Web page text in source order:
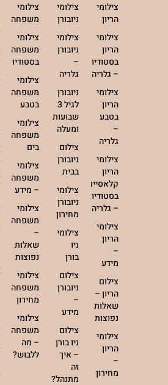
צילומי
הריון
צילומי
הריון
בסטודיו
– גלריה
צילומי
הריון
בטבע
–
גלריה
צילומי
הריון
קלאסיים
בסטודיו
– גלריה
צילומי
הריון
–
מידע
צילום
הריון –
שאלות
נפוצות
צילומי
הריון
–
מחירון
צילומי
ניובורן
צילומי
ניובורן
–
גלריה
ניובורן
לגיל 3
שבועות
ומעלה
צילום
ניובורן
בבית
צילומי
ניובורן
מחירון
צילומי
ניו
בורן
צילום
ניובורן
–
מידע
צילום
ניו בורן
– איך
זה
מתנהל?
צילומי
משפחה
צילומי
משפחה
בסטודיו
צילומי
משפחה
בטבע
צילומי
משפחה
בים
צילומי
משפחה
– מידע
צילומי
משפחה
–
שאלות
נפוצות
צילומי
משפחה
מחירון
צילומי
משפחה
– מה
ללבוש?